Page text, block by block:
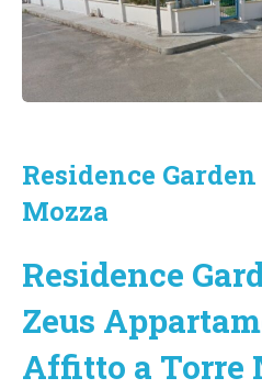
Residence
Mozza
Residence
Zeus
Affitto a Torre